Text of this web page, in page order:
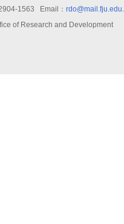
1563 Email：
of Research and Development